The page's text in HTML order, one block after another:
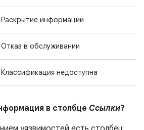
Раскрытие информации
Отказ в обслуживании
Классификация недоступна
в столбце Ссылки?